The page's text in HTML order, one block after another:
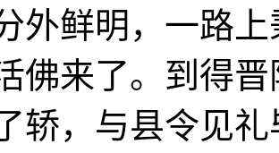
外鲜明，一路
佛来了。到得
轿，与县令见